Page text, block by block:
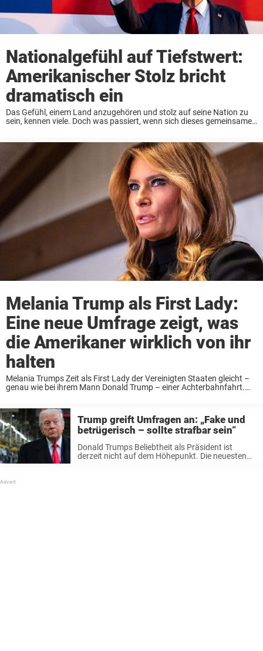
Nationalgefühl auf Tiefstwert:
Amerikanischer Stolz bricht
dramatisch ein
Das Gefühl, einem Land anzugehören und stolz auf seine Nation zu
sein, kennen viele. Doch was passiert, wenn sich dieses gemeinsame
Melania Trump als First Lady:
Eine neue Umfrage zeigt, was
die Amerikaner wirklich von ihr
halten
Melania Trumps Zeit als First Lady der Vereinigten Staaten gleicht –
genau wie bei ihrem Mann Donald Trump – einer Achterbahnfahrt.
Trump greift Umfragen an: „Fake und
betrügerisch – sollte strafbar sein“
Donald Trumps Beliebtheit als Präsident ist
derzeit nicht auf dem Höhepunkt. Die neuesten